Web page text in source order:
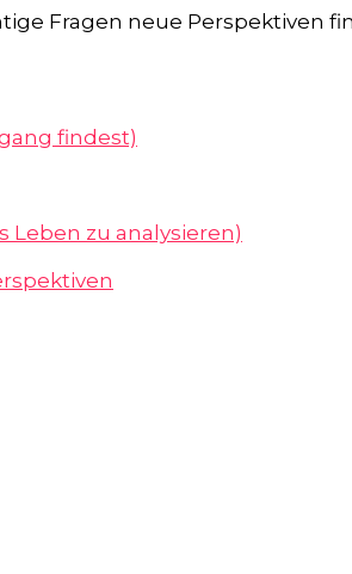
Fragen neue Perspektiven
findest)
Leben zu analysieren)